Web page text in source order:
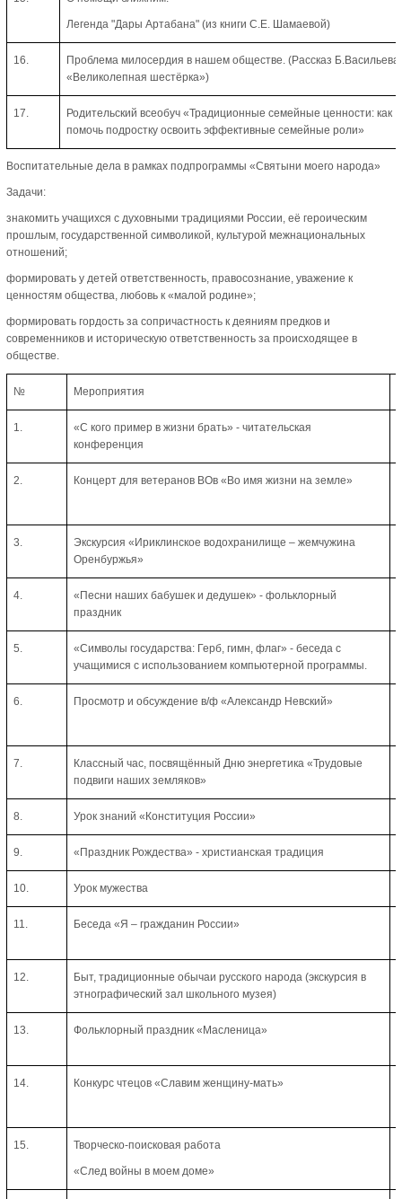
Легенда "Дары Артабана" (из книги С.Е. Шамаевой)
16.
Проблема милосердия в нашем обществе. (Рассказ Б.Васильева
«Великолепная шестёрка»)
17.
Родительский всеобуч «Традиционные семейные ценности: как
помочь подростку освоить эффективные семейные роли»
Воспитательные дела в рамках подпрограммы «Святыни моего народа»
Задачи:
знакомить учащихся с духовными традициями России, её героическим
прошлым, государственной символикой, культурой межнациональных
отношений;
формировать у детей ответственность, правосознание, уважение к
ценностям общества, любовь к «малой родине»;
формировать гордость за сопричастность к деяниям предков и
современников и историческую ответственность за происходящее в
обществе.
№ Мероприятия
1.
«С кого пример в жизни брать» - читательская
конференция
2. Концерт для ветеранов ВОв «Во имя жизни на земле»
3.
Экскурсия «Ириклинское водохранилище – жемчужина
Оренбуржья»
4.
«Песни наших бабушек и дедушек» - фольклорный
праздник
5.
«Символы государства: Герб, гимн, флаг» - беседа с
учащимися с использованием компьютерной программы.
6. Просмотр и обсуждение в/ф «Александр Невский»
7.
Классный час, посвящённый Дню энергетика «Трудовые
подвиги наших земляков»
8. Урок знаний «Конституция России»
9. «Праздник Рождества» - христианская традиция
10. Урок мужества
11. Беседа «Я – гражданин России»
12.
Быт, традиционные обычаи русского народа (экскурсия в
этнографический зал школьного музея)
13. Фольклорный праздник «Масленица»
14. Конкурс чтецов «Славим женщину-мать»
15. Творческо-поисковая работа
«След войны в моем доме»